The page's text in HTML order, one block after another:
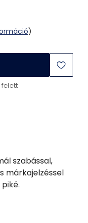
)
felett
szabással,
márkajelzéssel